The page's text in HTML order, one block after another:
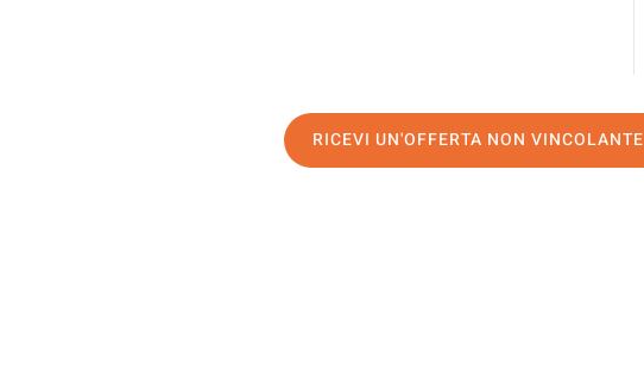
RICEVI UN'OFFERTA NON VINCOLANTE